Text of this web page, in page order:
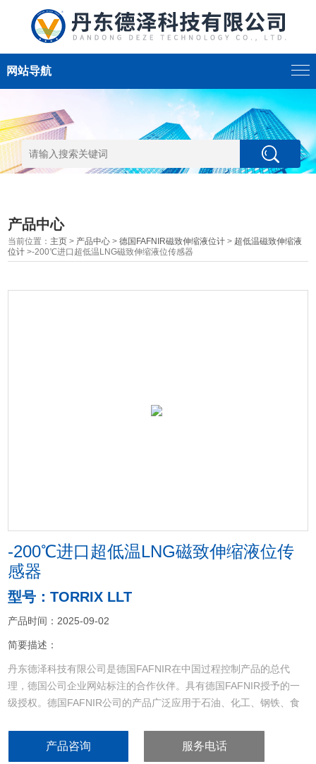
网站导航
产品中心
当前位置： 主页 > 产品中心 >德国FAFNIR磁致伸缩液位计 > 超低温磁致伸缩液
位计 >-200℃进口超低温LNG磁致伸缩液位传感器
-200℃进口超低温LNG磁致伸缩液位传
感器
型号：TORRIX LLT
产品时间：2025-09-02
简要描述：
丹东德泽科技有限公司是德国FAFNIR在中国过程控制产品的总代
理，德国公司企业网站标注的合作伙伴。具有德国FAFNIR授予的一
级授权。德国FAFNIR公司的产品广泛应用于石油、化工、钢铁、食
口超低温LNG磁致伸缩液位传感器具有TUV的SIL2认证
产品咨询 服务电话